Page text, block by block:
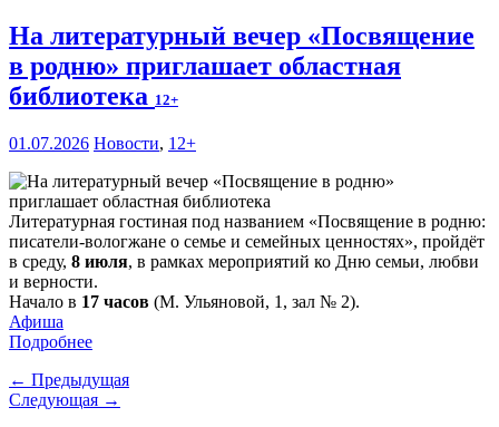
На литературный вечер «Посвящение
в родню» приглашает областная
библиотека 12+
01.07.2026 Новости, 12+
Литературная гостиная под названием «Посвящение в родню:
писатели-вологжане о семье и семейных ценностях», пройдёт
в среду, 8 июля, в рамках мероприятий ко Дню семьи, любви
и верности.
Начало в 17 часов (М. Ульяновой, 1, зал № 2).
Афиша
Подробнее
← Предыдущая
Следующая →